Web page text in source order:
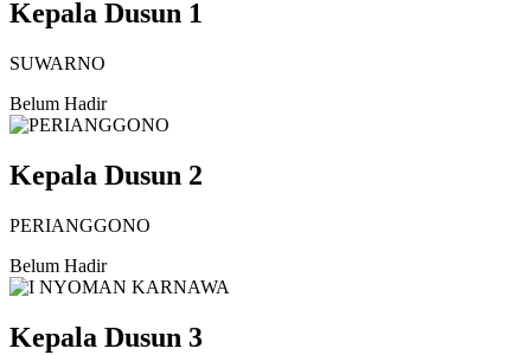
Kepala Dusun 1
SUWARNO
Belum Hadir
Kepala Dusun 2
PERIANGGONO
Belum Hadir
Kepala Dusun 3